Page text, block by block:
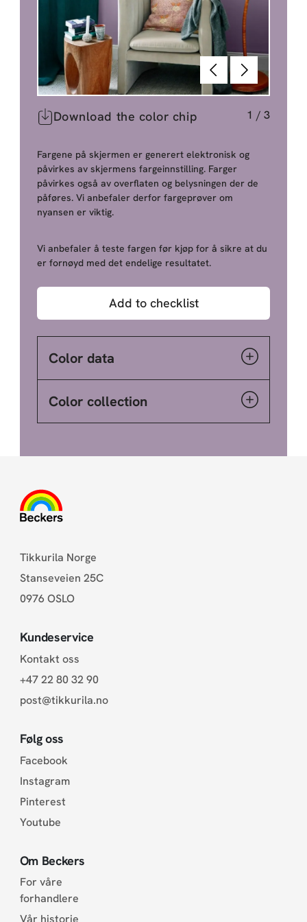
TilbakeNeste
Download the color chip 1 / 3
Fargene på skjermen er generert elektronisk og
påvirkes av skjermens fargeinnstilling. Farger
påvirkes også av overflaten og belysningen der de
påføres. Vi anbefaler derfor fargeprøver om
nyansen er viktig.
Vi anbefaler å teste fargen før kjøp for å sikre at du
er fornøyd med det endelige resultatet.
Add to checklist
Color data
Color collection
Tikkurila Norge
Stanseveien 25C
0976 OSLO
Kundeservice
Kontakt oss
+47 22 80 32 90
post@tikkurila.no
Følg oss
Facebook
Instagram
Pinterest
Youtube
Om Beckers
For våre
forhandlere
Vår historie